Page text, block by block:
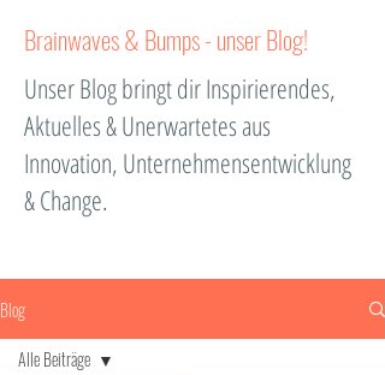
Brainwaves & Bumps - unser Blog!
Unser Blog bringt dir Inspirierendes,
Aktuelles & Unerwartetes aus
Innovation, Unternehmensentwicklung
& Change.
Blog
Alle Beiträge